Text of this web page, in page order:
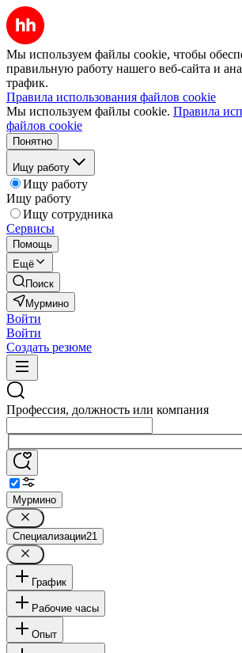
Мы используем файлы cookie, чтобы
правильную работу нашего веб-сайта и
трафик.
Правила использования файлов cookie
Мы используем файлы cookie. Правила
файлов cookie
Понятно
Ищу работу
Ищу работу
Ищу работу
Ищу сотрудника
Сервисы
Помощь
Ещё
Поиск
Мурмино
Войти
Войти
Создать резюме
Профессия, должность или компания
Мурмино
Специализации21
График
Рабочие часы
Опыт